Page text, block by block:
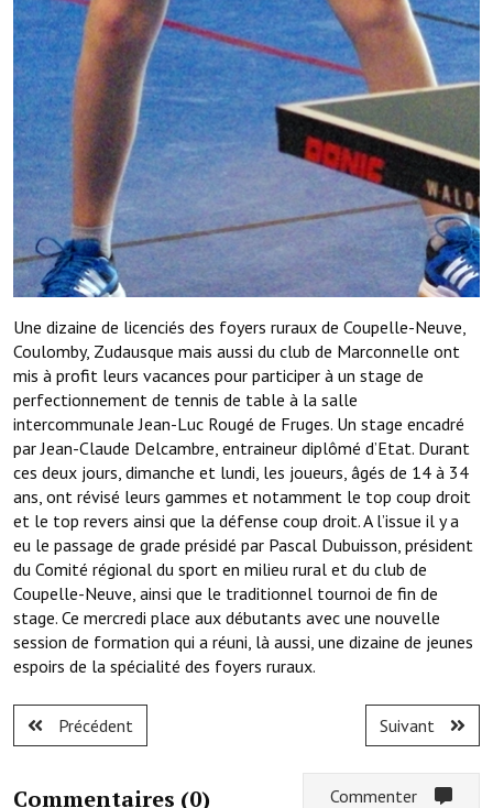
Procès verbaux des conseils municipaux
Communication
Le bulletin municipal : Fressinfo & Le Fressinois
Toutes les publications
Le village dans l'intercommunalité
Communauté de communes
Autres groupements
Les réseaux partenaires
L'association des maires
L'office de tourisme
Le conseil départemental
VILLE PRATIQUE
Services publics intercommunaux
Affaires scolaires, CCAS
Eaux, assainissement
France Renov
Une dizaine de licenciés des foyers ruraux de Coupelle-Neuve,
Coulomby, Zudausque mais aussi du club de Marconnelle ont
mis à profit leurs vacances pour participer à un stage de
perfectionnement de tennis de table à la salle
intercommunale Jean-Luc Rougé de Fruges. Un stage encadré
par Jean-Claude Delcambre, entraineur diplômé d’Etat. Durant
ces deux jours, dimanche et lundi, les joueurs, âgés de 14 à 34
ans, ont révisé leurs gammes et notamment le top coup droit
et le top revers ainsi que la défense coup droit. A l’issue il y a
eu le passage de grade présidé par Pascal Dubuisson, président
du Comité régional du sport en milieu rural et du club de
Coupelle-Neuve, ainsi que le traditionnel tournoi de fin de
stage. Ce mercredi place aux débutants avec une nouvelle
session de formation qui a réuni, là aussi, une dizaine de jeunes
espoirs de la spécialité des foyers ruraux.
Précédent Suivant
Commentaires (0)